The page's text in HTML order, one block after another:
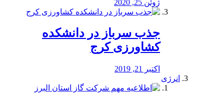
ژوئن 25, 2020
جذب سرباز در دانشکده
کشاورزی کرج
اکتبر 21, 2019
انرژی